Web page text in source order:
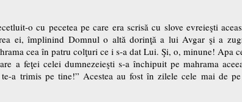
o cu pecetea pe care era scrisă cu slove evreieşti
ei, împlinind Domnul o altă dorinţă a lui Avgar şi a
cea în patru colţuri ce i s-a dat Lui. Şi, o, minune! Apa
a feţei celei dumnezeieşti s-a închipuit pe mahrama
a trimis pe tine!” Acestea au fost în zilele cele mai de